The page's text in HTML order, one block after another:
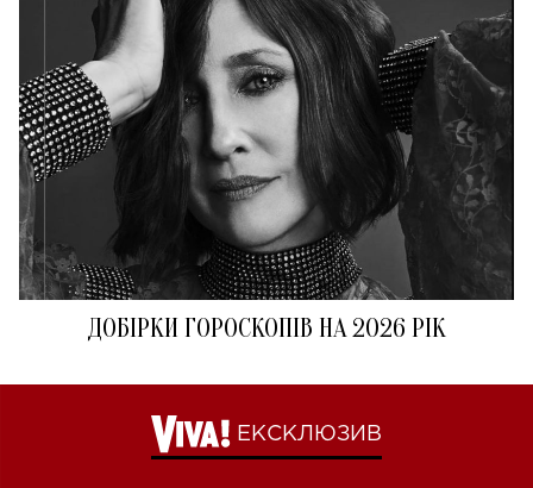
ДОБІРКИ ГОРОСКОПІВ НА 2026 РІК
ЕКСКЛЮЗИВ